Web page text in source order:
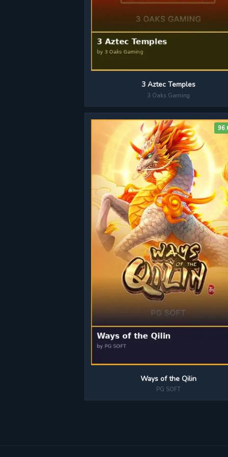
3 Aztec Temples
3 Oaks Gaming
Ways of the Qilin
PG SOFT